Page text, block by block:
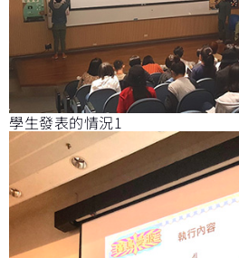
學生發表的情況1